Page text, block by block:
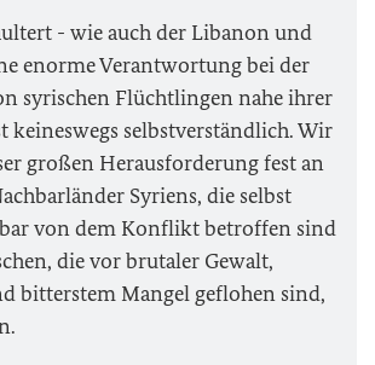
- wie auch der Libanon und
enorme Verantwortung bei der
syrischen Flüchtlingen nahe ihrer
keineswegs selbstverständlich. Wir
großen Herausforderung fest an
Syriens, die selbst
von dem Konflikt betroffen sind
die vor brutaler Gewalt,
bitterstem Mangel geflohen sind,